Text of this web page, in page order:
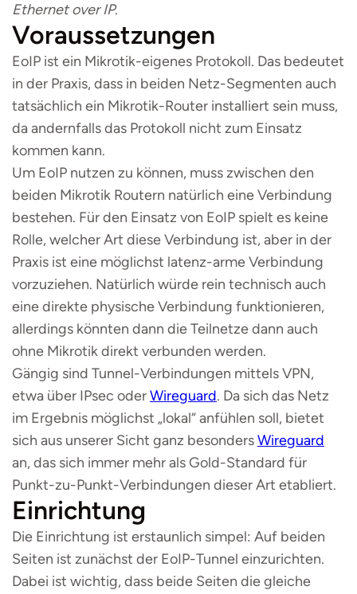
Ethernet over IP.
Voraussetzungen
EoIP ist ein Mikrotik-eigenes Protokoll. Das bedeutet
in der Praxis, dass in beiden Netz-Segmenten auch
tatsächlich ein Mikrotik-Router installiert sein muss,
da andernfalls das Protokoll nicht zum Einsatz
kommen kann.
Um EoIP nutzen zu können, muss zwischen den
beiden Mikrotik Routern natürlich eine Verbindung
bestehen. Für den Einsatz von EoIP spielt es keine
Rolle, welcher Art diese Verbindung ist, aber in der
Praxis ist eine möglichst latenz-arme Verbindung
vorzuziehen. Natürlich würde rein technisch auch
eine direkte physische Verbindung funktionieren,
allerdings könnten dann die Teilnetze dann auch
ohne Mikrotik direkt verbunden werden.
Gängig sind Tunnel-Verbindungen mittels VPN,
etwa über IPsec oderWireguard. Da sich das Netz
im Ergebnis möglichst „lokal“ anfühlen soll, bietet
sich aus unserer Sicht ganz besondersWireguard
an, das sich immer mehr als Gold-Standard für
Punkt-zu-Punkt-Verbindungen dieser Art etabliert.
Einrichtung
Die Einrichtung ist erstaunlich simpel: Auf beiden
Seiten ist zunächst der EoIP-Tunnel einzurichten.
Dabei ist wichtig, dass beide Seiten die gleiche